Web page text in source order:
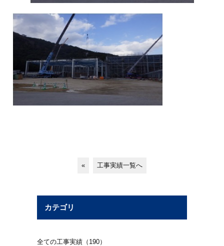
« 工事実績一覧へ
カテゴリ
全ての工事実績（190）